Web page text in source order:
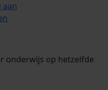
onderwijs op hetzelfde